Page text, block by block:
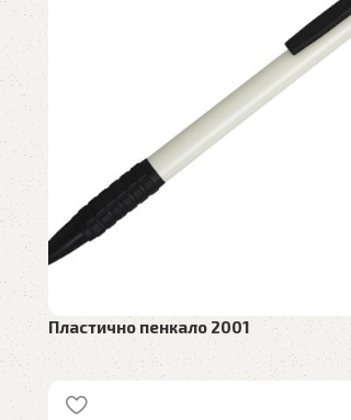
Пластично пенкало 2001
Рекламен материјал , Пластични пенкала